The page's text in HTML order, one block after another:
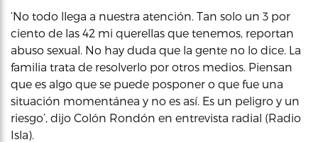
‘No todo llega a nuestra atención. Tan solo un 3 por
ciento de las 42 mi querellas que tenemos, reportan
abuso sexual. No hay duda que la gente no lo dice. La
familia trata de resolverlo por otros medios. Piensan
que es algo que se puede posponer o que fue una
situación momentánea y no es así. Es un peligro y un
riesgo’, dijo Colón Rondón en entrevista radial (Radio
Isla).